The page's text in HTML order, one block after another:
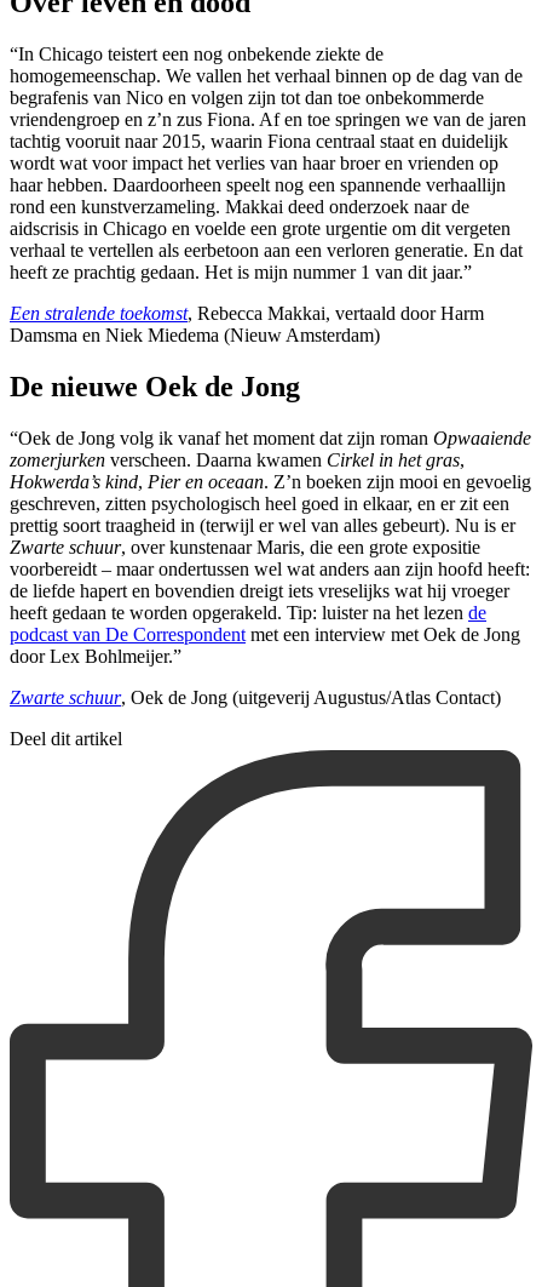
“In Chicago teistert een nog onbekende ziekte de
homogemeenschap. We vallen het verhaal binnen op de dag van de
begrafenis van Nico en volgen zijn tot dan toe onbekommerde
vriendengroep en z’n zus Fiona. Af en toe springen we van de jaren
tachtig vooruit naar 2015, waarin Fiona centraal staat en duidelijk
wordt wat voor impact het verlies van haar broer en vrienden op
haar hebben. Daardoorheen speelt nog een spannende verhaallijn
rond een kunstverzameling. Makkai deed onderzoek naar de
aidscrisis in Chicago en voelde een grote urgentie om dit vergeten
verhaal te vertellen als eerbetoon aan een verloren generatie. En dat
heeft ze prachtig gedaan. Het is mijn nummer 1 van dit jaar.”
Een stralende toekomst, Rebecca Makkai, vertaald door Harm
Damsma en Niek Miedema (Nieuw Amsterdam)
De nieuwe Oek de Jong
“Oek de Jong volg ik vanaf het moment dat zijn roman Opwaaiende
zomerjurken verscheen. Daarna kwamen Cirkel in het gras,
Hokwerda’s kind, Pier en oceaan. Z’n boeken zijn mooi en gevoelig
geschreven, zitten psychologisch heel goed in elkaar, en er zit een
prettig soort traagheid in (terwijl er wel van alles gebeurt). Nu is er
Zwarte schuur, over kunstenaar Maris, die een grote expositie
voorbereidt – maar ondertussen wel wat anders aan zijn hoofd heeft:
de liefde hapert en bovendien dreigt iets vreselijks wat hij vroeger
heeft gedaan te worden opgerakeld. Tip: luister na het lezen de
podcast van De Correspondent met een interview met Oek de Jong
door Lex Bohlmeijer.”
Zwarte schuur, Oek de Jong (uitgeverij Augustus/Atlas Contact)
Deel dit artikel